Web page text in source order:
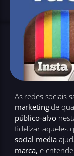
As redes sociais
marketing de
público-alvo
fidelizar aqueles
social media
marca, e